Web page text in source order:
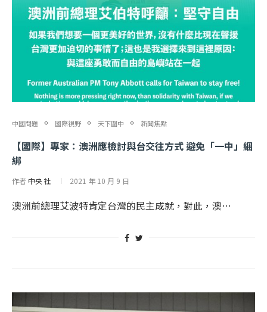
中國問題 國際視野 天下圍中 新聞焦點
【國際】專家：澳洲應檢討與台交往方式 避免「一中」綑
綁
作者 中央 社 2021 年 10 月 9 日
澳洲前總理艾波特肯定台灣的民主成就，對此，澳…